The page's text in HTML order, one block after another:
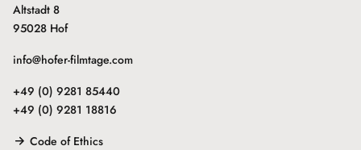
Altstadt 8
95028 Hof
info@hofer-filmtage.com
+49 (0) 9281 85440
+49 (0) 9281 18816
Code of Ethics